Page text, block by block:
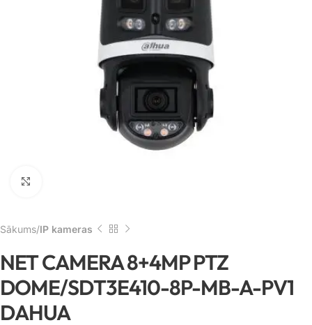
Sākums IP kameras
NET CAMERA 8+4MP PTZ
DOME/SDT3E410-8P-MB-A-PV1
DAHUA